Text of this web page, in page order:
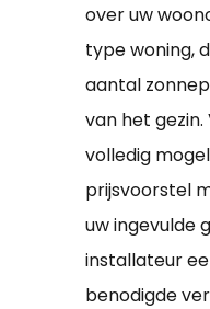
over uw
type woning,
aantal
van het
volledig
prijsvoorstel
uw ingevulde
installateur
benodigde